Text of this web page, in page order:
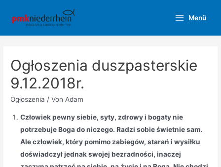
Inhalt
Menü
Ogłoszenia duszpasterskie
9.12.2018r.
Ogłoszenia / VonAdam
Człowiek pewny siebie, syty, zdrowy i bogaty nie
potrzebuje Boga do niczego. Radzi sobie świetnie sam.
Ale człowiek, który pomimo zabiegów, starań i wysiłku
doświadczył jednak swojej bezradności, inaczej